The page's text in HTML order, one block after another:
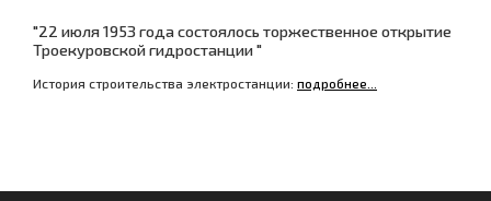
"22 июля 1953 года состоялось торжественное открытие
Троекуровской гидростанции "
История строительства электростанции: подробнее...